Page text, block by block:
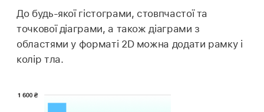
До будь-якої гістограми, стовпчастої та
точкової діаграми, а також діаграми з
областями у форматі 2D можна додати рамку і
колір тла.